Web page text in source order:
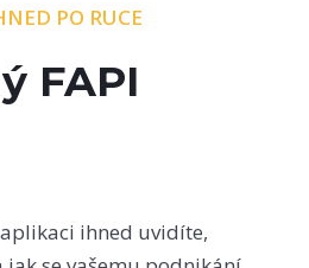
PO RUCE
FAPI
ihned uvidíte,